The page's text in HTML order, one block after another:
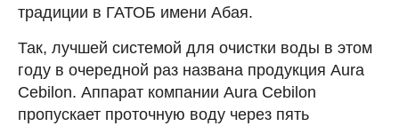
традиции в ГАТОБ имени Абая.
Так, лучшей системой для очистки воды в этом
году в очередной раз названа продукция Aura
Cebilon. Аппарат компании Aura Cebilon
пропускает проточную воду через пять